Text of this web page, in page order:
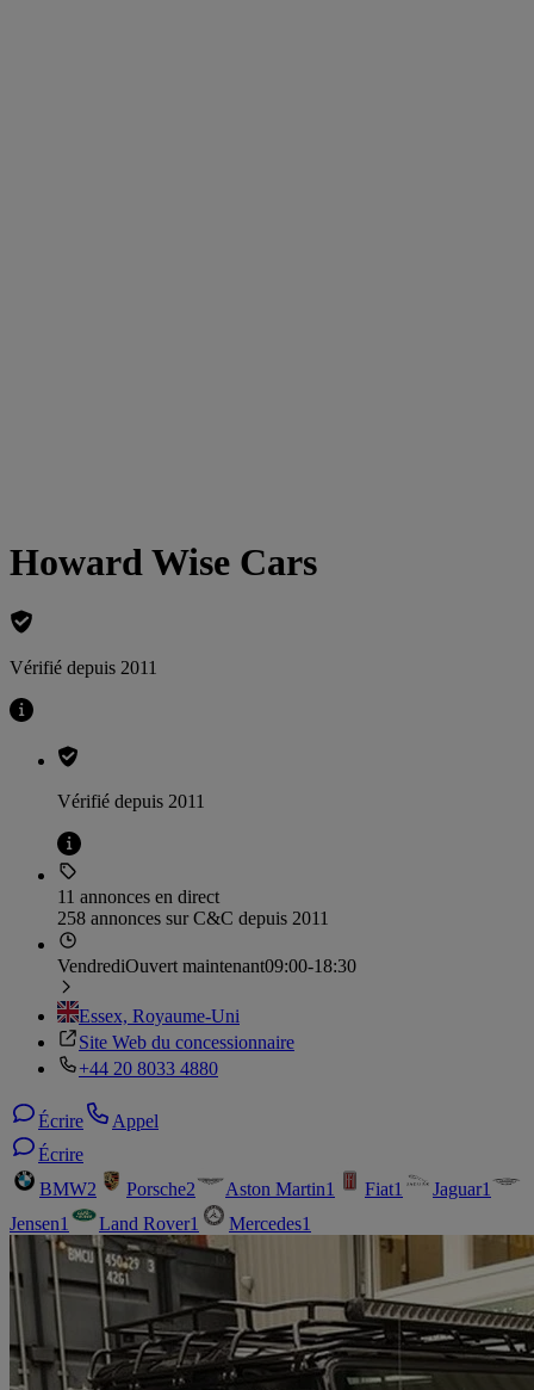
Howard Wise Cars
Vérifié depuis 2011
Vérifié depuis 2011
11 annonces en direct
258 annonces sur C&C depuis 2011
VendrediOuvert maintenant09:00-18:30
Essex, Royaume-Uni
Site Web du concessionnaire
+44 20 8033 4880
Écrire
Appel
Écrire
BMW2 Porsche2 Aston Martin1 Fiat1 Jaguar1
Jensen1 Land Rover1 Mercedes1